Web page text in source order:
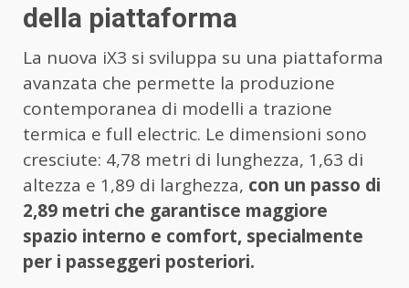
della piattaforma
La nuova iX3 si sviluppa su una piattaforma
avanzata che permette la produzione
contemporanea di modelli a trazione
termica e full electric. Le dimensioni sono
cresciute: 4,78 metri di lunghezza, 1,63 di
altezza e 1,89 di larghezza, con un passo di
2,89 metri che garantisce maggiore
spazio interno e comfort, specialmente
per i passeggeri posteriori.